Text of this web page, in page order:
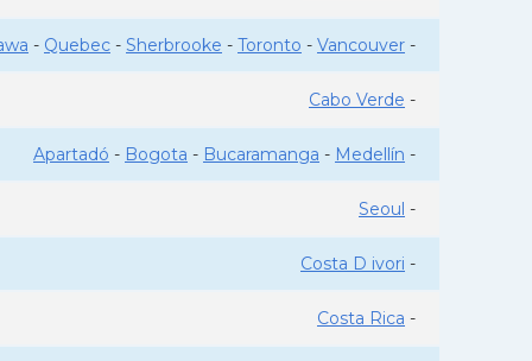
- Quebec - Sherbrooke - Toronto - Vancouver -
Cabo Verde -
Apartadó - Bogota - Bucaramanga - Medellín -
Seoul -
Costa D ivori -
Costa Rica -